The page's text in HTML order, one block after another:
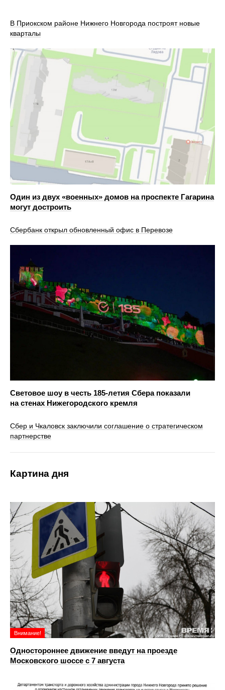
В Приокском районе Нижнего Новгорода построят новые
кварталы
Один из двух «военных» домов на проспекте Гагарина
могут достроить
Сбербанк открыл обновленный офис в Перевозе
Световое шоу в честь 185-летия Сбера показали
на стенах Нижегородского кремля
Сбер и Чкаловск заключили соглашение о стратегическом
партнерстве
Картина дня
Внимание!
Одностороннее движение введут на проезде
Московского шоссе с 7 августа